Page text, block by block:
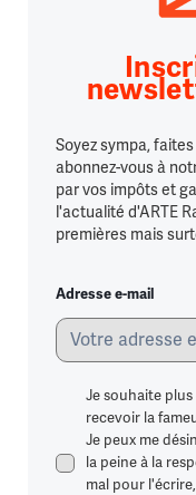
Soyez sympa,
abonnez-vous à
par vos impôts et
l'actualité d'ARTE
premières mais
Adresse e-mail
Je souhaite
recevoir la
Je peux me
la peine à la
mal pour